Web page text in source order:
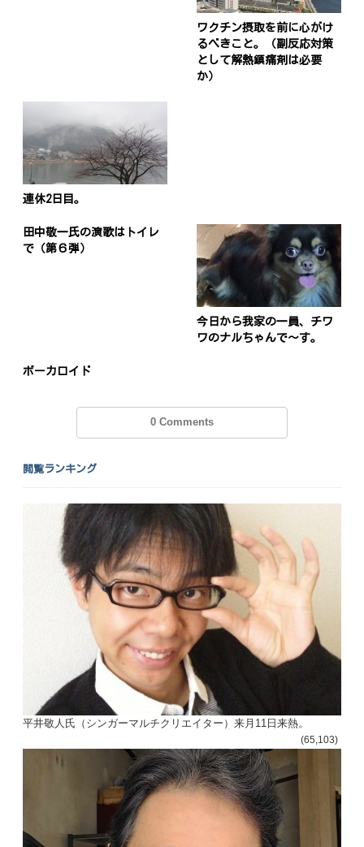
ワクチン摂取を前に心がけ
るべきこと。（副反応対策
として解熱鎮痛剤は必要
か）
連休2日目。
田中敬一氏の演歌はトイレ
で（第６弾）
今日から我家の一員、チワ
ワのナルちゃんで〜す。
ボーカロイド
0 Comments
閲覧ランキング
平井敬人氏（シンガーマルチクリエイター）来月11日来熱。
(65,103)